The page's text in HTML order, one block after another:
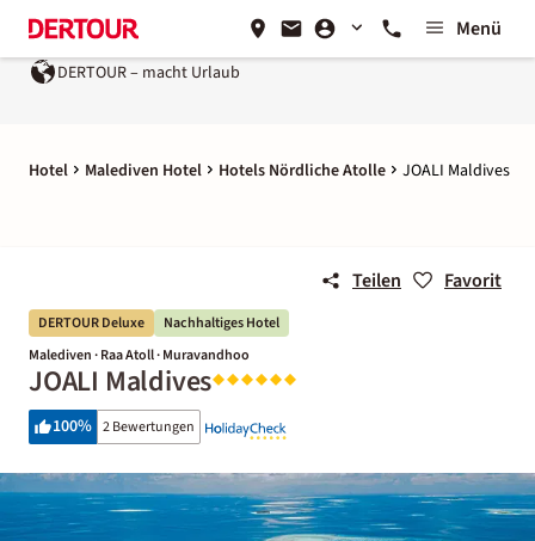
Menü
– macht Urlaub Ein Unternehmen der
Hotel Malediven Hotel Hotels Nördliche Atolle JOALI Maldives
Teilen Favorit
DERTOUR Deluxe
Nachhaltiges Hotel
Malediven · Raa Atoll · Muravandhoo
JOALI Maldives
100% 2 Bewertungen